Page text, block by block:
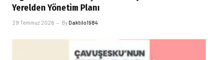
Yerelden Yönetim Planı
29 Temmuz 2026 ByDaktilo1984